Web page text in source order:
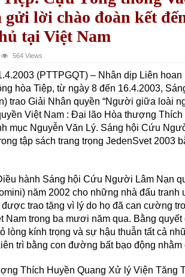
lời chào đoàn kết
tại Việt Nam
564 Views
(PTTPGQT) – Nhân dịp Liên
hòa Tiệp, từ ngày 8 đến 16.4.2003,
trao Giải Nhân quyền “Người giữa loài
Việt Nam : Ðại lão Hòa thượng
mục Nguyễn Văn Lý. Sáng hội Cứu
tập sách trang trọng JedenSvet 2003
hành Sáng hội Cứu Người Lâm Nạn
năm 2002 cho những nhà đấu tranh
trao tặng vì lý do họ đã can cường
Nam trong ba mươi năm qua. Bằng
lòng kính trọng và sự hậu thuẫn tất cả
trì bằng con đường bất bạo động
Thích Huyền Quang Xử lý Viện Tăng